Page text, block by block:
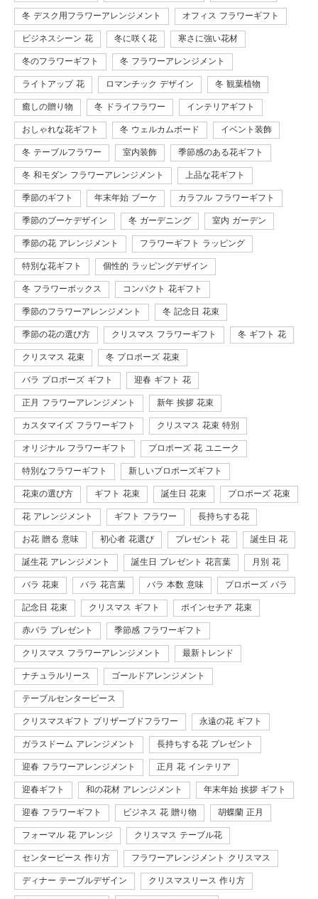
冬 デスク用フラワーアレンジメント オフィス フラワーギフト
ビジネスシーン 花 冬に咲く花 寒さに強い花材
冬のフラワーギフト 冬 フラワーアレンジメント
ライトアップ 花 ロマンチック デザイン 冬 観葉植物
癒しの贈り物 冬 ドライフラワー インテリアギフト
おしゃれな花ギフト 冬 ウェルカムボード イベント装飾
冬 テーブルフラワー 室内装飾 季節感のある花ギフト
冬 和モダン フラワーアレンジメント 上品な花ギフト
季節のギフト 年末年始 ブーケ カラフル フラワーギフト
季節のブーケデザイン 冬 ガーデニング 室内 ガーデン
季節の花 アレンジメント フラワーギフト ラッピング
特別な花ギフト 個性的 ラッピングデザイン
冬 フラワーボックス コンパクト 花ギフト
季節のフラワーアレンジメント 冬 記念日 花束
季節の花の選び方 クリスマス フラワーギフト 冬 ギフト 花
クリスマス 花束 冬 プロポーズ 花束
バラ プロポーズ ギフト 迎春 ギフト 花
正月 フラワーアレンジメント 新年 挨拶 花束
カスタマイズ フラワーギフト クリスマス 花束 特別
オリジナル フラワーギフト プロポーズ 花 ユニーク
特別なフラワーギフト 新しいプロポーズギフト
花束の選び方 ギフト 花束 誕生日 花束 プロポーズ 花束
花 アレンジメント ギフト フラワー 長持ちする花
お花 贈る 意味 初心者 花選び プレゼント 花 誕生日 花
誕生花 アレンジメント 誕生日 プレゼント 花言葉 月別 花
バラ 花束 バラ 花言葉 バラ 本数 意味 プロポーズ バラ
記念日 花束 クリスマス ギフト ポインセチア 花束
赤バラ プレゼント 季節感 フラワーギフト
クリスマス フラワーアレンジメント 最新トレンド
ナチュラルリース ゴールドアレンジメント
テーブルセンターピース
クリスマスギフト プリザーブドフラワー 永遠の花 ギフト
ガラスドーム アレンジメント 長持ちする花 プレゼント
迎春 フラワーアレンジメント 正月 花 インテリア
迎春ギフト 和の花材 アレンジメント 年末年始 挨拶 ギフト
迎春 フラワーギフト ビジネス 花 贈り物 胡蝶蘭 正月
フォーマル 花 アレンジ クリスマス テーブル花
センターピース 作り方 フラワーアレンジメント クリスマス
ディナー テーブルデザイン クリスマスリース 作り方